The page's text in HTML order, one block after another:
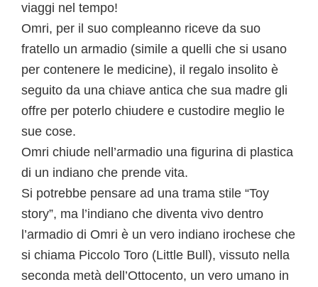
viaggi nel tempo!
Omri, per il suo compleanno riceve da suo
fratello un armadio (simile a quelli che si usano
per contenere le medicine), il regalo insolito è
seguito da una chiave antica che sua madre gli
offre per poterlo chiudere e custodire meglio le
sue cose.
Omri chiude nell’armadio una figurina di plastica
di un indiano che prende vita.
Si potrebbe pensare ad una trama stile “Toy
story”, ma l’indiano che diventa vivo dentro
l’armadio di Omri è un vero indiano irochese che
si chiama Piccolo Toro (Little Bull), vissuto nella
seconda metà dell’Ottocento, un vero umano in